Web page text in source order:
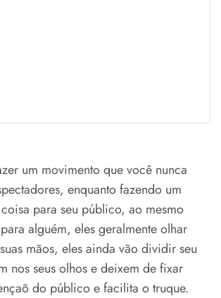
um movimento que você nunca
enquanto fazendo um
para seu público, ao mesmo
alguém, eles geralmente olhar
mãos, eles ainda vão dividir seu
nos seus olhos e deixem de fixar
do público e facilita o truque.